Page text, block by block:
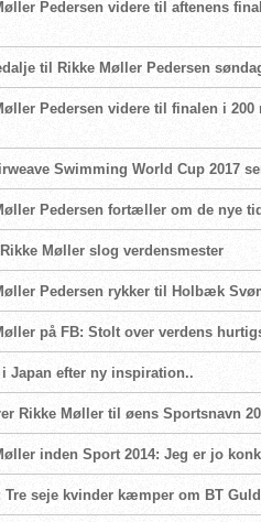
Pedersen videre til aftenens
til Rikke Møller Pedersen
Pedersen videre til finalen i
Swimming World Cup 2017
Pedersen fortæller om de nye
Rikke Møller slog verdensmester
Pedersen rykker til Holbæk
på FB: Stolt over verdens
i Japan efter ny inspiration..
Rikke Møller til øens Sportsnavn
inden Sport 2014: Jeg er jo
Tre seje kvinder kæmper om BT Guld